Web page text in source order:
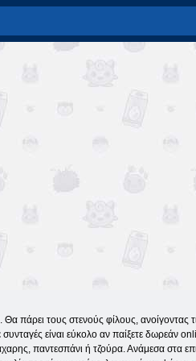
πάρει τους στενούς φίλους, ανοίγοντας
είναι εύκολο αν παίξετε δωρεάν
παντεσπάνι ή τζούρα. Ανάμεσα στα